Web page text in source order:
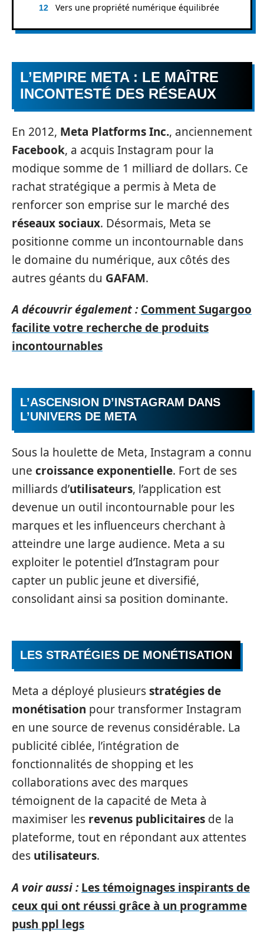
Vers une propriété numérique équilibrée
L’EMPIRE META : LE MAÎTRE
INCONTESTÉ DES RÉSEAUX
En 2012, Meta Platforms Inc., anciennement
Facebook, a acquis Instagram pour la
modique somme de 1 milliard de dollars. Ce
rachat stratégique a permis à Meta de
renforcer son emprise sur le marché des
réseaux sociaux. Désormais, Meta se
positionne comme un incontournable dans
le domaine du numérique, aux côtés des
autres géants du GAFAM.
A découvrir également : Comment Sugargoo
facilite votre recherche de produits
incontournables
L’ASCENSION D’INSTAGRAM DANS
L’UNIVERS DE META
Sous la houlette de Meta, Instagram a connu
une croissance exponentielle. Fort de ses
milliards d’utilisateurs, l’application est
devenue un outil incontournable pour les
marques et les influenceurs cherchant à
atteindre une large audience. Meta a su
exploiter le potentiel d’Instagram pour
capter un public jeune et diversifié,
consolidant ainsi sa position dominante.
LES STRATÉGIES DE MONÉTISATION
Meta a déployé plusieursstratégies de
monétisation pour transformer Instagram
en une source de revenus considérable. La
publicité ciblée, l’intégration de
fonctionnalités de shopping et les
collaborations avec des marques
témoignent de la capacité de Meta à
maximiser les revenus publicitaires de la
plateforme, tout en répondant aux attentes
des utilisateurs.
A voir aussi : Les témoignages inspirants de
ceux qui ont réussi grâce à un programme
push ppl legs